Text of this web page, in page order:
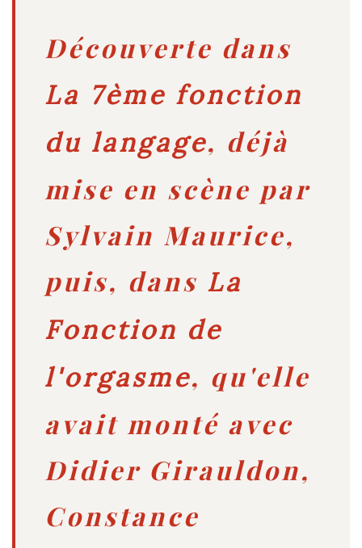
Découverte dans
La 7ème fonction
du langage, déjà
mise en scène par
Sylvain Maurice,
puis, dans La
Fonction de
l'orgasme, qu'elle
avait monté avec
Didier Girauldon,
Constance